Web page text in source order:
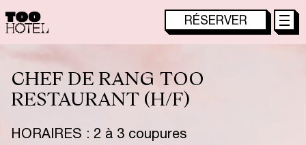
RÉSERVER
TACTAC SKYBAR
ACC
CHAMB ES ET SUIT
OFFRES S PÉCIAL ES
COFFRETS CADEAUX
TOO RES T A U
CHEF DE RANG TOO
RESTAURANT (H/F)
HORAIRES : 2 à 3 coupures